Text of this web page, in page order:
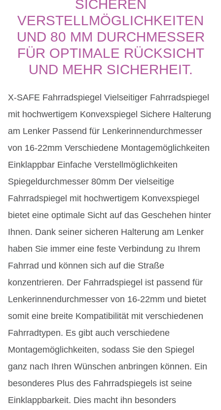
SICHEREN
VERSTELLMÖGLICHKEITEN
UND 80 MM DURCHMESSER
FÜR OPTIMALE RÜCKSICHT
UND MEHR SICHERHEIT.
X-SAFE Fahrradspiegel Vielseitiger Fahrradspiegel
mit hochwertigem Konvexspiegel Sichere Halterung
am Lenker Passend für Lenkerinnendurchmesser
von 16-22mm Verschiedene Montagemöglichkeiten
Einklappbar Einfache Verstellmöglichkeiten
Spiegeldurchmesser 80mm Der vielseitige
Fahrradspiegel mit hochwertigem Konvexspiegel
bietet eine optimale Sicht auf das Geschehen hinter
Ihnen. Dank seiner sicheren Halterung am Lenker
haben Sie immer eine feste Verbindung zu Ihrem
Fahrrad und können sich auf die Straße
konzentrieren. Der Fahrradspiegel ist passend für
Lenkerinnendurchmesser von 16-22mm und bietet
somit eine breite Kompatibilität mit verschiedenen
Fahrradtypen. Es gibt auch verschiedene
Montagemöglichkeiten, sodass Sie den Spiegel
ganz nach Ihren Wünschen anbringen können. Ein
besonderes Plus des Fahrradspiegels ist seine
Einklappbarkeit. Dies macht ihn besonders